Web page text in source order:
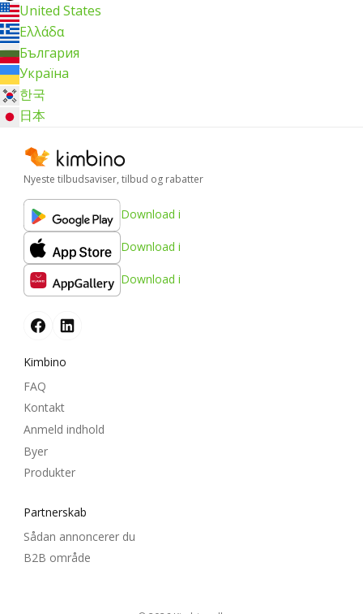
United States
Ελλάδα
България
Україна
한국
日本
Nyeste tilbudsaviser, tilbud og rabatter
Download i
Download i
Download i
Kimbino
FAQ
Kontakt
Anmeld indhold
Byer
Produkter
Partnerskab
Sådan annoncerer du
B2B område